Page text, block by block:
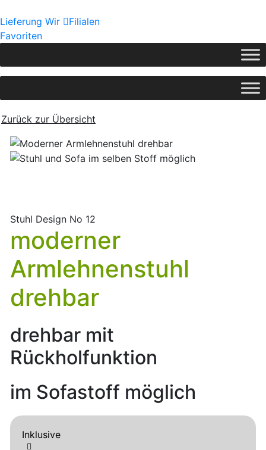
Lieferung Wir
Filialen
Favoriten
Zurück zur Übersicht
Stuhl Design No 12
moderner
Armlehnenstuhl
drehbar
drehbar mit
Rückholfunktion
im Sofastoff möglich
Inklusive